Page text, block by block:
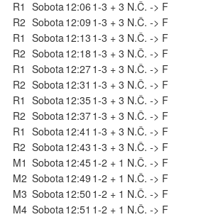
R1 Sobota12:06 1-3 + 3 N.Č. -> F
R2 Sobota12:09 1-3 + 3 N.Č. -> F
R1 Sobota12:13 1-3 + 3 N.Č. -> F
R2 Sobota12:18 1-3 + 3 N.Č. -> F
R1 Sobota12:271-3 + 3 N.Č. -> F
R2 Sobota12:31 1-3 + 3 N.Č. -> F
R1 Sobota12:351-3 + 3 N.Č. -> F
R2 Sobota12:371-3 + 3 N.Č. -> F
R1 Sobota12:41 1-3 + 3 N.Č. -> F
R2 Sobota12:43 1-3 + 3 N.Č. -> F
M1 Sobota12:451-2 + 1 N.Č. -> F
M2 Sobota12:49 1-2 + 1 N.Č. -> F
M3 Sobota12:50 1-2 + 1 N.Č. -> F
M4 Sobota12:51 1-2 + 1 N.Č. -> F